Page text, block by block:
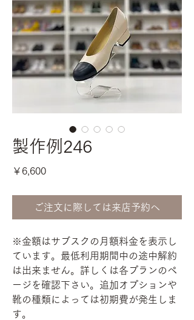
製作例246
￥6,600価
ご注文に際しては来店予約へ
※金額はサブスクの月額料金を表示し
ています。最低利用期間中の途中解約
は出来ません。詳しくは各プランのペ
ージを確認下さい。追加オプションや
靴の種類によっては初期費が発生しま
す。